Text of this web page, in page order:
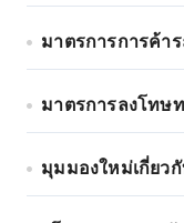
มาตรการการค้า
มาตรการลงโทษ
มุมมองใหม่เกี่ยว